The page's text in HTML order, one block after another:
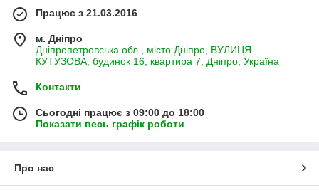
Працює з 21.03.2016
м. Дніпро
Дніпропетровська обл., місто Дніпро, ВУЛИЦЯ
КУТУЗОВА, будинок 16, квартира 7, Дніпро, Україна
Контакти
Сьогодні працює з 09:00 до 18:00
Показати весь графік роботи
Про нас